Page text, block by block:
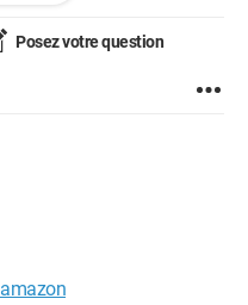
Posez votre question